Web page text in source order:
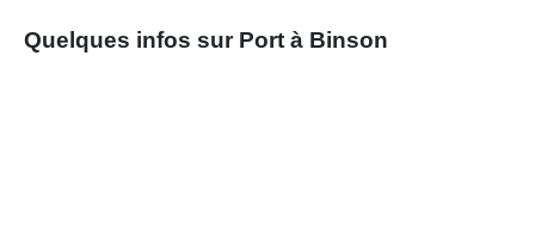
Quelques infos sur Port à Binson